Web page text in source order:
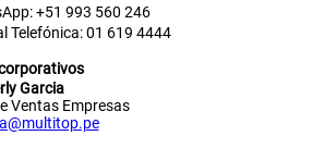
+51 993 560 246
Telefónica: 01 619 4444
Garcia
Ventas Empresas